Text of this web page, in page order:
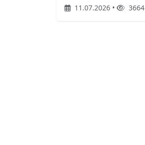
11.07.2026 • 3664